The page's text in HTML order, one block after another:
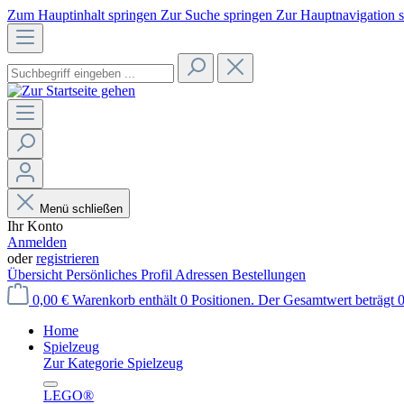
Zum Hauptinhalt springen Zur Suche springen Zur Hauptnavigation
Menü schließen
Ihr Konto
Anmelden
oderregistrieren
Übersicht Persönliches Profil Adressen Bestellungen
0,00 € Warenkorb enthält 0 Positionen. Der Gesamtwert beträgt
Home
Spielzeug
Zur Kategorie Spielzeug
LEGO®